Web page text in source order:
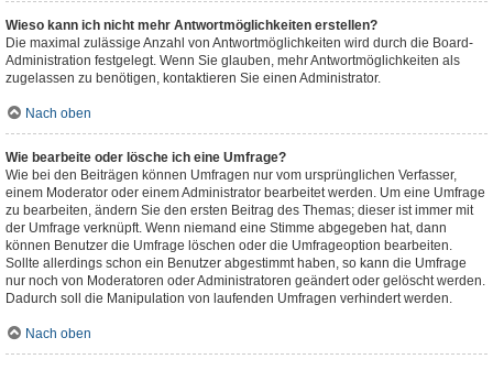
Wieso kann ich nicht mehr Antwortmöglichkeiten erstellen?
Die maximal zulässige Anzahl von Antwortmöglichkeiten wird durch die Board-
Administration festgelegt. Wenn Sie glauben, mehr Antwortmöglichkeiten als
zugelassen zu benötigen, kontaktieren Sie einen Administrator.
Nach oben
Wie bearbeite oder lösche ich eine Umfrage?
Wie bei den Beiträgen können Umfragen nur vom ursprünglichen Verfasser,
einem Moderator oder einem Administrator bearbeitet werden. Um eine Umfrage
zu bearbeiten, ändern Sie den ersten Beitrag des Themas; dieser ist immer mit
der Umfrage verknüpft. Wenn niemand eine Stimme abgegeben hat, dann
können Benutzer die Umfrage löschen oder die Umfrageoption bearbeiten.
Sollte allerdings schon ein Benutzer abgestimmt haben, so kann die Umfrage
nur noch von Moderatoren oder Administratoren geändert oder gelöscht werden.
Dadurch soll die Manipulation von laufenden Umfragen verhindert werden.
Nach oben